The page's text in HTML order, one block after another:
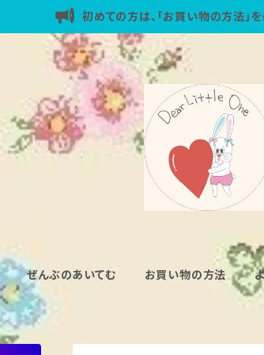
初めての方は、「お買い物の方法」
ぜんぶのあいてむ お買い物の方法